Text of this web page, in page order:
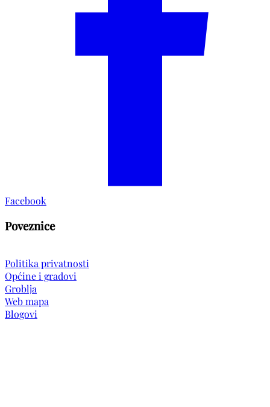
Facebook
Poveznice
Politika privatnosti
Općine i gradovi
Groblja
Web mapa
Blogovi